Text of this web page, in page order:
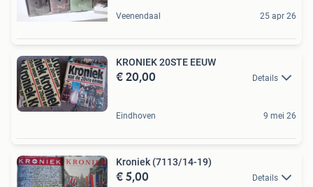
Veenendaal 25 apr 26
KRONIEK 20STE EEUW
€ 20,00 Details
Eindhoven 9 mei 26
Kroniek (7113/14-19)
€ 5,00 Details